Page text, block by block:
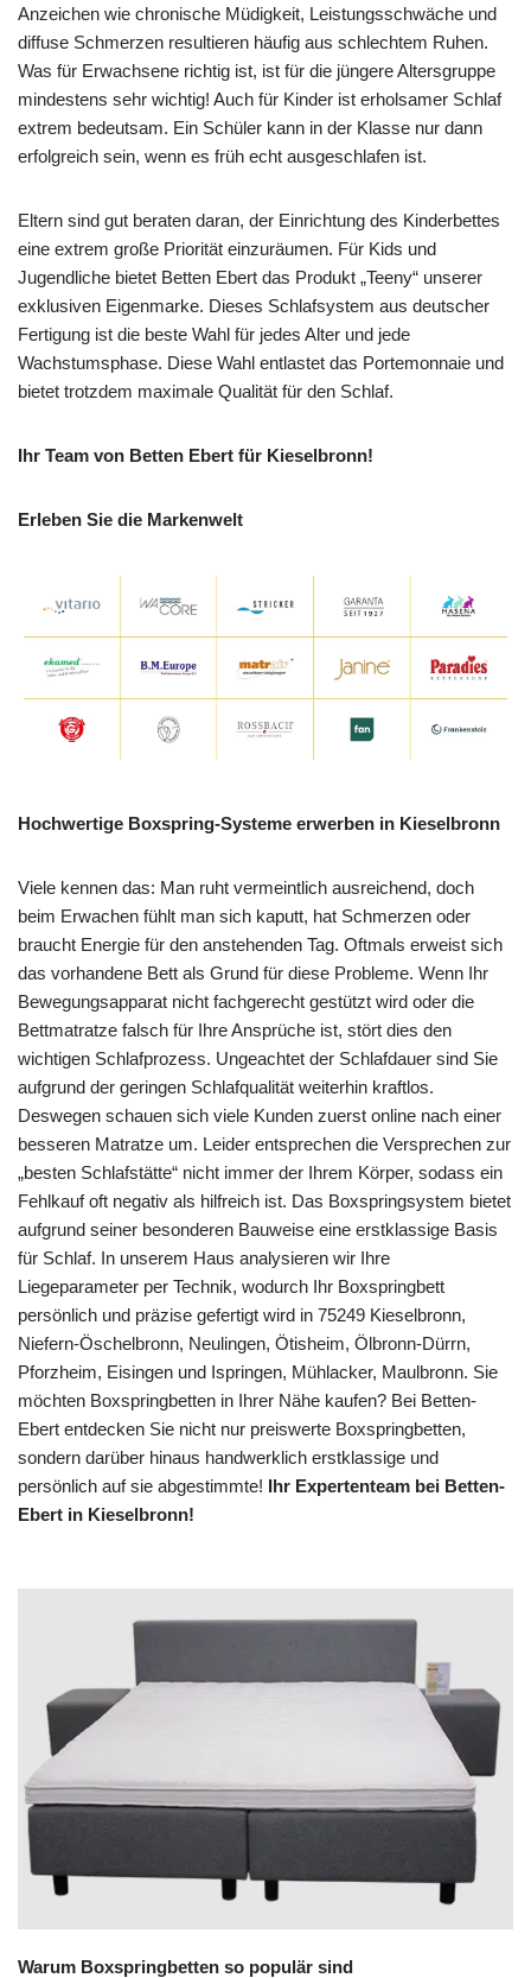
Anzeichen wie chronische Müdigkeit, Leistungsschwäche und
diffuse Schmerzen resultieren häufig aus schlechtem Ruhen.
Was für Erwachsene richtig ist, ist für die jüngere Altersgruppe
mindestens sehr wichtig! Auch für Kinder ist erholsamer Schlaf
extrem bedeutsam. Ein Schüler kann in der Klasse nur dann
erfolgreich sein, wenn es früh echt ausgeschlafen ist.
Eltern sind gut beraten daran, der Einrichtung des Kinderbettes
eine extrem große Priorität einzuräumen. Für Kids und
Jugendliche bietet Betten Ebert das Produkt „Teeny“ unserer
exklusiven Eigenmarke. Dieses Schlafsystem aus deutscher
Fertigung ist die beste Wahl für jedes Alter und jede
Wachstumsphase. Diese Wahl entlastet das Portemonnaie und
bietet trotzdem maximale Qualität für den Schlaf.
Ihr Team von Betten Ebert für Kieselbronn!
Erleben Sie die Markenwelt
Hochwertige Boxspring-Systeme erwerben in Kieselbronn
Viele kennen das: Man ruht vermeintlich ausreichend, doch
beim Erwachen fühlt man sich kaputt, hat Schmerzen oder
braucht Energie für den anstehenden Tag. Oftmals erweist sich
das vorhandene Bett als Grund für diese Probleme. Wenn Ihr
Bewegungsapparat nicht fachgerecht gestützt wird oder die
Bettmatratze falsch für Ihre Ansprüche ist, stört dies den
wichtigen Schlafprozess. Ungeachtet der Schlafdauer sind Sie
aufgrund der geringen Schlafqualität weiterhin kraftlos.
Deswegen schauen sich viele Kunden zuerst online nach einer
besseren Matratze um. Leider entsprechen die Versprechen zur
„besten Schlafstätte“ nicht immer der Ihrem Körper, sodass ein
Fehlkauf oft negativ als hilfreich ist. Das Boxspringsystem bietet
aufgrund seiner besonderen Bauweise eine erstklassige Basis
für Schlaf. In unserem Haus analysieren wir Ihre
Liegeparameter per Technik, wodurch Ihr Boxspringbett
persönlich und präzise gefertigt wird in 75249 Kieselbronn,
Niefern-Öschelbronn, Neulingen, Ötisheim, Ölbronn-Dürrn,
Pforzheim, Eisingen und Ispringen, Mühlacker, Maulbronn. Sie
möchten Boxspringbetten in Ihrer Nähe kaufen? Bei Betten-
Ebert entdecken Sie nicht nur preiswerte Boxspringbetten,
sondern darüber hinaus handwerklich erstklassige und
persönlich auf sie abgestimmte! Ihr Expertenteam bei Betten-
Ebert in Kieselbronn!
Warum Boxspringbetten so populär sind